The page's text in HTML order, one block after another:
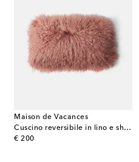
Maison de Vacances
Cuscino reversibile in lino e shearling
€ 200
original price